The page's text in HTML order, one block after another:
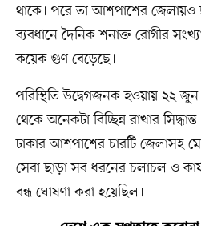
থাকে। পরে তা আশপাশের জেলায়ও
ব্যবধানে দৈনিক শনাক্ত রোগীর
কয়েক গুণ বেড়েছে।
পরিস্থিতি উদ্বেগজনক হওয়ায় ২২
থেকে অনেকটা বিচ্ছিন্ন রাখার
ঢাকার আশপাশের চারটি জেলাসহ
সেবা ছাড়া সব ধরনের চলাচল ও
বন্ধ ঘোষণা করা হয়েছিল।